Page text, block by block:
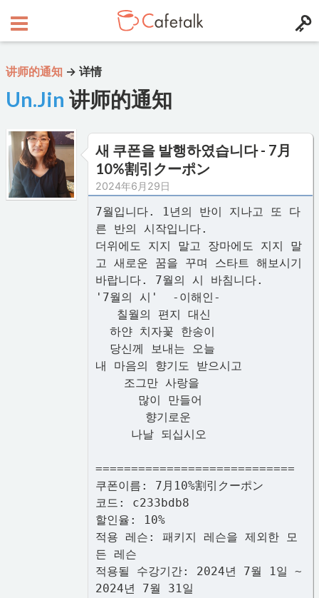
讲师的通知 → 详情
Un.Jin 讲师的通知
새 쿠폰을 발행하였습니다 - 7月
10%割引クーポン
2024年6月29日
7월입니다. 1년의 반이 지나고 또 다
른 반의 시작입니다.
더위에도 지지 말고 장마에도 지지 말
고 새로운 꿈을 꾸며 스타트 해보시기
바랍니다. 7월의 시 바침니다.
'7월의 시' -이해인-
칠월의 편지 대신
하얀 치자꽃 한송이
당신께 보내는 오늘
내 마음의 향기도 받으시고
조그만 사랑을
많이 만들어
향기로운
나날 되십시오
============================
쿠폰이름: 7月10%割引クーポン
코드: c233bdb8
할인율: 10%
적용 레슨: 패키지 레슨을 제외한 모
든 레슨
적용될 수강기간: 2024년 7월 1일 ~
2024년 7월 31일